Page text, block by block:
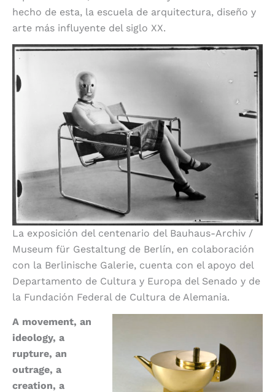
hecho de esta, la escuela de arquitectura, diseño y
arte más influyente del siglo XX.
La exposición del centenario del Bauhaus-Archiv /
Museum für Gestaltung de Berlín, en colaboración
con la Berlinische Galerie, cuenta con el apoyo del
Departamento de Cultura y Europa del Senado y de
la Fundación Federal de Cultura de Alemania.
A movement, an
ideology, a
rupture, an
outrage, a
creation, a